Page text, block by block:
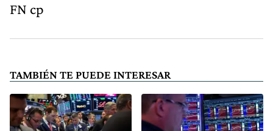
FN cp
TAMBIÉN TE PUEDE INTERESAR